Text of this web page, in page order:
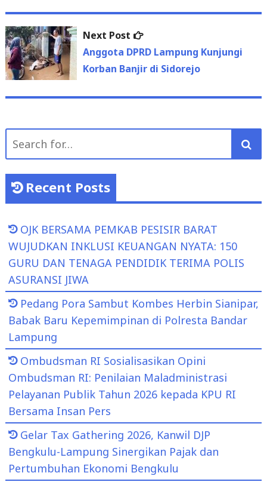
Next Post
Next
post:
Anggota DPRD Lampung Kunjungi
Korban Banjir di Sidorejo
Search
Recent Posts
OJK BERSAMA PEMKAB PESISIR BARAT
WUJUDKAN INKLUSI KEUANGAN NYATA: 150
GURU DAN TENAGA PENDIDIK TERIMA POLIS
ASURANSI JIWA
Pedang Pora Sambut Kombes Herbin Sianipar,
Babak Baru Kepemimpinan di Polresta Bandar
Lampung
Ombudsman RI Sosialisasikan Opini
Ombudsman RI: Penilaian Maladministrasi
Pelayanan Publik Tahun 2026 kepada KPU RI
Bersama Insan Pers
Gelar Tax Gathering 2026, Kanwil DJP
Bengkulu-Lampung Sinergikan Pajak dan
Pertumbuhan Ekonomi Bengkulu